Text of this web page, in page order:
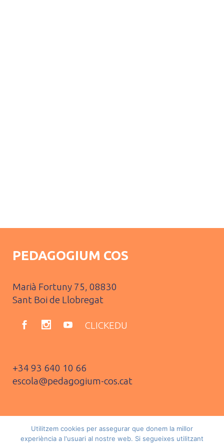
PEDAGOGIUM COS
Marià Fortuny 75, 08830
Sant Boi de Llobregat
CLICKEDU
+34 93 640 10 66
escola@pedagogium-cos.cat
Política de privacitat i protecció de dades
Utilitzem cookies per assegurar que donem la millor
experiència a l'usuari al nostre web. Si segueixes utilitzant